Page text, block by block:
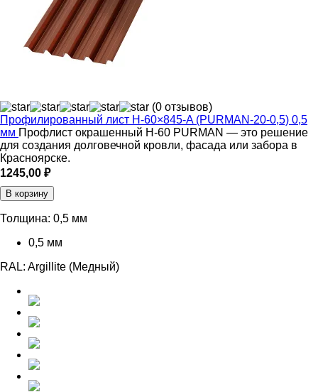
(0 отзывов)
Профилированный лист Н-60×845-A (PURMAN-20-0,5) 0,5
мм Профлист окрашенный Н-60 PURMAN — это решение
для создания долговечной кровли, фасада или забора в
Красноярске.
1245,00 ₽
В корзину
Толщина: 0,5 мм
0,5 мм
RAL: Argillite (Медный)